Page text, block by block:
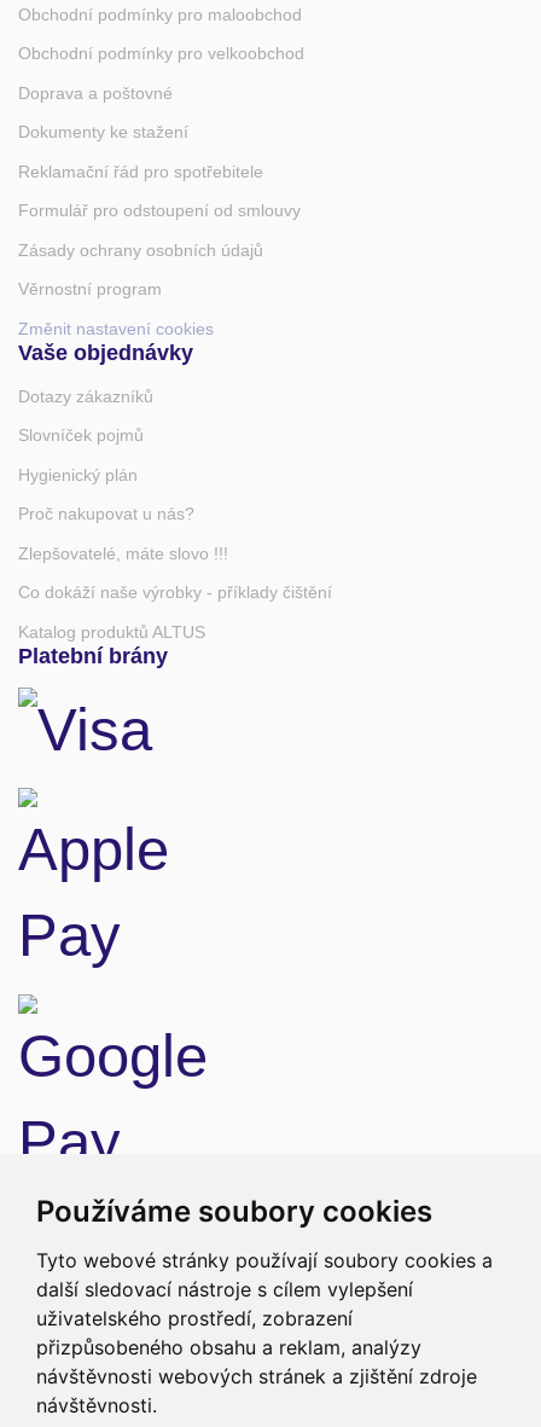
Používáme soubory cookies
Tyto webové stránky používají soubory cookies a
další sledovací nástroje s cílem vylepšení
uživatelského prostředí, zobrazení
přizpůsobeného obsahu a reklam, analýzy
návštěvnosti webových stránek a zjištění zdroje
návštěvnosti.
Obchodní podmínky pro maloobchod
Obchodní podmínky pro velkoobchod
Doprava a poštovné
Dokumenty ke stažení
Reklamační řád pro spotřebitele
Formulář pro odstoupení od smlouvy
Zásady ochrany osobních údajů
Věrnostní program
Změnit nastavení cookies
Vaše objednávky
Dotazy zákazníků
Slovníček pojmů
Hygienický plán
Proč nakupovat u nás?
Zlepšovatelé, máte slovo !!!
Co dokáží naše výrobky - příklady čištění
Katalog produktů ALTUS
Platební brány
Doprava